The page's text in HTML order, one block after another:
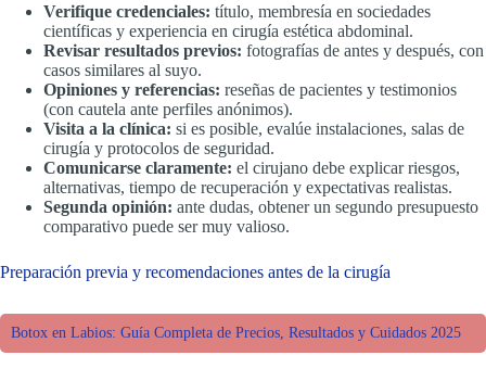
Verifique credenciales: título, membresía en sociedades
científicas y experiencia en cirugía estética abdominal.
Revisar resultados previos: fotografías de antes y después, con
casos similares al suyo.
Opiniones y referencias: reseñas de pacientes y testimonios
(con cautela ante perfiles anónimos).
Visita a la clínica: si es posible, evalúe instalaciones, salas de
cirugía y protocolos de seguridad.
Comunicarse claramente: el cirujano debe explicar riesgos,
alternativas, tiempo de recuperación y expectativas realistas.
Segunda opinión: ante dudas, obtener un segundo presupuesto
comparativo puede ser muy valioso.
Preparación previa y recomendaciones antes de la cirugía
Botox en Labios: Guía Completa de Precios, Resultados y Cuidados 2025